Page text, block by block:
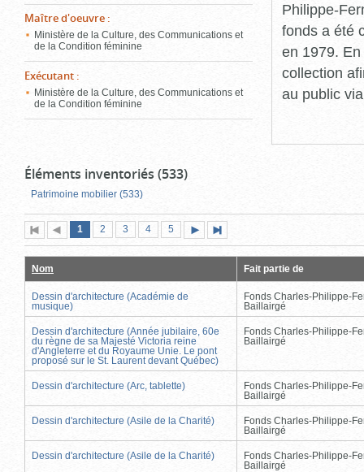
Maître d'oeuvre :
Ministère de la Culture, des Communications et
de la Condition féminine
Exécutant :
Ministère de la Culture, des Communications et
de la Condition féminine
Philippe-
fonds a été
en 1979.
collection
au public
Éléments inventoriés (533)
Patrimoine mobilier (533)
Première
page
Page
précédente
Page
1 (page
actuelle)
Page
2 Page
3 Page
4 Page
5
suivante
page
Nom Fait partie de
Dessin d'architecture (Académie de
musique)
Fonds Charles-Philippe-
Baillairgé
Dessin d'architecture (Année jubilaire, 60e
du règne de sa Majesté Victoria reine
d'Angleterre et du Royaume Unie. Le pont
proposé sur le St. Laurent devant Québec)
Fonds Charles-Philippe-
Baillairgé
Dessin d'architecture (Arc, tablette)
Fonds Charles-Philippe-
Baillairgé
Dessin d'architecture (Asile de la Charité)
Fonds Charles-Philippe-
Baillairgé
Dessin d'architecture (Asile de la Charité)
Fonds Charles-Philippe-
Baillairgé